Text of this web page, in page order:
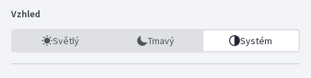
Vzhled
Světlý Tmavý Systém